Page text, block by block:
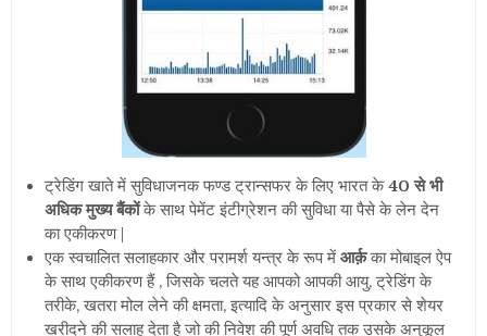
ट्रेडिंग खाते में सुविधाजनक फण्ड ट्रान्सफर के लिए भारत के40 से भी
अधिक मुख्य बैंकोंके साथ पेमेंट इंटीग्रेशन की सुविधा या पैसे के लेन देन
का एकीकरण |
एक स्वचालित सलाहकार और परामर्श यन्त्र के रूप मेंआर्क़का मोबाइल ऐप
के साथ एकीकरण हैं , जिसके चलते यह आपको आपकी आयु, ट्रेडिंग के
तरीके, खतरा मोल लेने की क्षमता, इत्यादि के अनुसार इस प्रकार से शेयर
खरीदने की सलाह देता है जो की निवेश की पूर्ण अवधि तक उसके अनुकूल